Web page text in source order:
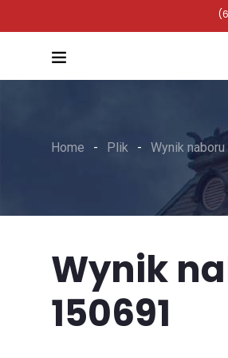
Home Plik Wynik
Wynik
150691